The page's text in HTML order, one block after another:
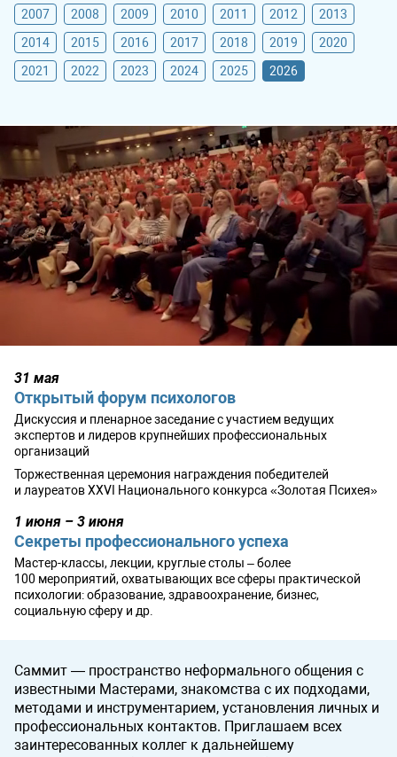
2007 2008 2009 2010 2011 2012
2013
2014
2015 2016 2017 2018 2019
2020
2021
2022 2023 2024 2025 2026
31 мая
Открытый форум психологов
Дискуссия и пленарное заседание с участием ведущих
экспертов и лидеров крупнейших профессиональных
организаций
Торжественная церемония награждения победителей
и лауреатов XXVI Национального конкурса «Золотая Психея»
1 июня – 3 июня
Секреты профессионального успеха
Мастер-классы, лекции, круглые столы – более
100 мероприятий, охватывающих все сферы практической
психологии: образование, здравоохранение, бизнес,
социальную сферу и др.
Саммит — пространство неформального общения с
известными Мастерами, знакомства с их подходами,
методами и инструментарием, установления личных и
профессиональных контактов. Приглашаем всех
заинтересованных коллег к дальнейшему